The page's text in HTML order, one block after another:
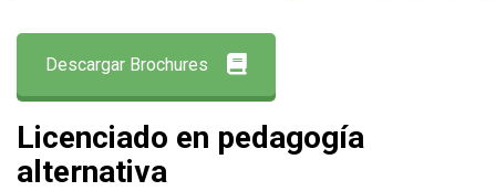
Descargar Brochures
Licenciado en pedagogía
alternativa